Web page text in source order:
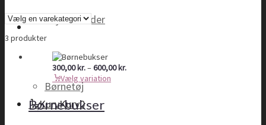
Tøj til kvinder
Børnetøj
KurvKurv0
3 produkter
300,00kr.–600,00kr.Prisinterval:
Vælg variation
Børnebukser